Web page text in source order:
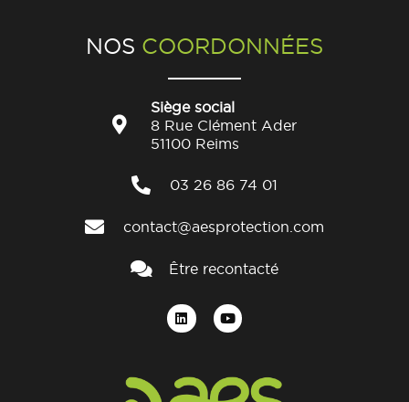
NOS COORDONNÉES
Siège social
8 Rue Clément Ader
51100 Reims
03 26 86 74 01
contact@aesprotection.com
Être recontacté